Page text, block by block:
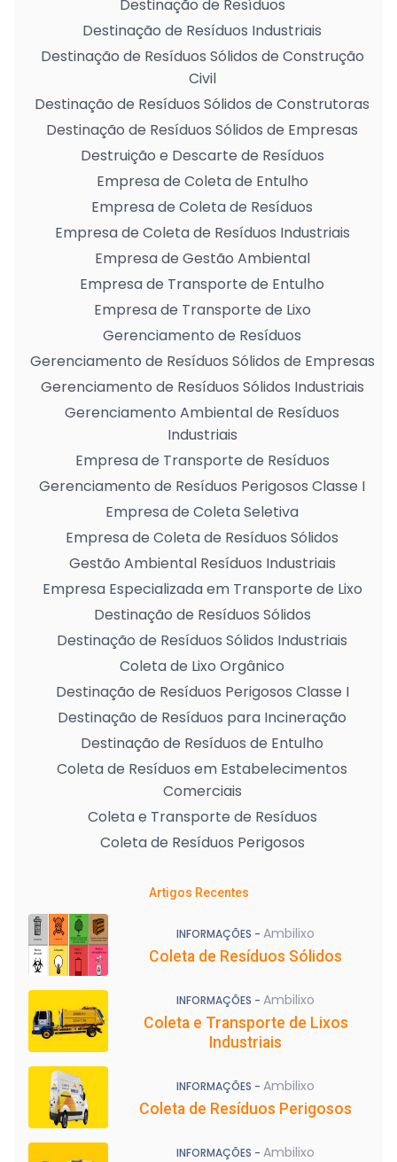
Destinação de Resíduos
Destinação de Resíduos Industriais
Destinação de Resíduos Sólidos de Construção
Civil
Destinação de Resíduos Sólidos de Construtoras
Destinação de Resíduos Sólidos de Empresas
Destruição e Descarte de Resíduos
Empresa de Coleta de Entulho
Empresa de Coleta de Resíduos
Empresa de Coleta de Resíduos Industriais
Empresa de Gestão Ambiental
Empresa de Transporte de Entulho
Empresa de Transporte de Lixo
Gerenciamento de Resíduos
Gerenciamento de Resíduos Sólidos de Empresas
Gerenciamento de Resíduos Sólidos Industriais
Gerenciamento Ambiental de Resíduos
Industriais
Empresa de Transporte de Resíduos
Gerenciamento de Resíduos Perigosos Classe I
Empresa de Coleta Seletiva
Empresa de Coleta de Resíduos Sólidos
Gestão Ambiental Resíduos Industriais
Empresa Especializada em Transporte de Lixo
Destinação de Resíduos Sólidos
Destinação de Resíduos Sólidos Industriais
Coleta de Lixo Orgânico
Destinação de Resíduos Perigosos Classe I
Destinação de Resíduos para Incineração
Destinação de Resíduos de Entulho
Coleta de Resíduos em Estabelecimentos
Comerciais
Coleta e Transporte de Resíduos
Coleta de Resíduos Perigosos
Artigos Recentes
INFORMAÇÕES - Ambilixo
Coleta de Resíduos Sólidos
INFORMAÇÕES - Ambilixo
Coleta e Transporte de Lixos
Industriais
INFORMAÇÕES - Ambilixo
Coleta de Resíduos Perigosos
INFORMAÇÕES - Ambilixo